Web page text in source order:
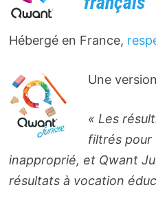
Hébergé en France,
Une
« Les
filtrés
inapproprié, et Qwant
résultats à vocation